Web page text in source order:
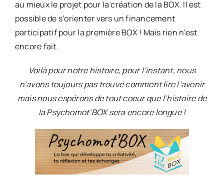
au mieux le projet pour la création de la BOX. Il est
possible de s’orienter vers un financement
participatif pour la première BOX ! Mais rien n’est
encore fait.
Voilà pour notre histoire, pour l’instant, nous
n’avons toujours pas trouvé comment lire l’avenir
mais nous espérons de tout coeur que l’histoire de
la Psychomot’BOX sera encore longue !